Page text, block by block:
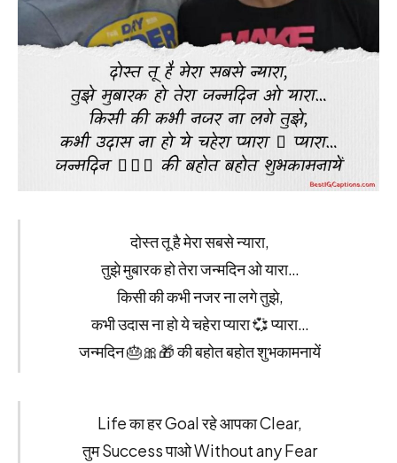
दोस्त तू है मेरा सबसे न्यारा,
तुझे मुबारक हो तेरा जन्मदिन ओ यारा…
किसी की कभी नजर ना लगे तुझे,
कभी उदास ना हो ये चहेरा प्यारा 💞 प्यारा…
जन्मदिन 🎂🎀🎁 की बहोत बहोत शुभकामनायें
Life का हर Goal रहे आपका Clear,
तुम Success पाओ Without any Fear